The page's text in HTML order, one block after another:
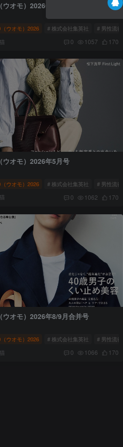
杂志 # UOMO（ウオモ）
オモ）2026年1月号
ウオモ）2026 # 株式会社集英社 # 男性流
0 1057 170
（ウオモ）
ウオモ）2026年5月号
ウオモ）2026 # 株式会社集英社 # 男性流
0 1062 170
（ウオモ）
ウオモ）2026年8/9月合并号
ウオモ）2026 # 株式会社集英社 # 男性流
0 1066 170